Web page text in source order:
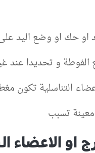
حك او وضع اليد
و تحديدا عند
التناسلية تكون
تسبب
او الاعضاء